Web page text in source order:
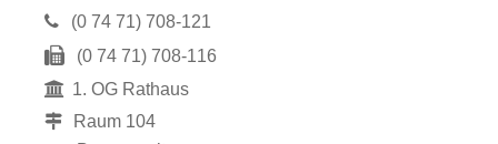
(0 74 71) 708-121
(0 74 71) 708-116
1. OG Rathaus
Raum 104